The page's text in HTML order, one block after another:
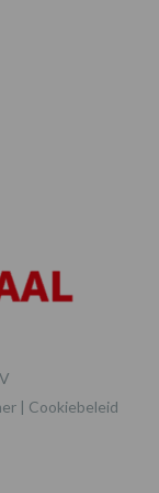
| Cookiebeleid